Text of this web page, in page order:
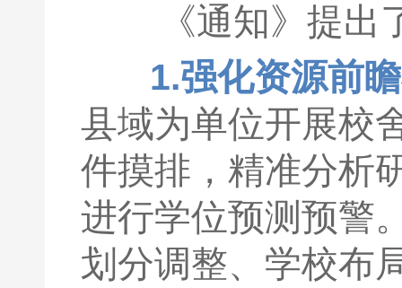
《通知》提出
1.强化资源前
县域为单位开展校
件摸排，精准分析
进行学位预测预警
划分调整、学校布